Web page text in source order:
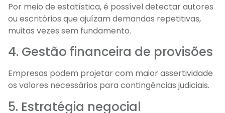
Por meio de estatística, é possível detectar autores
ou escritórios que ajuízam demandas repetitivas,
muitas vezes sem fundamento.
4. Gestão financeira de provisões
Empresas podem projetar com maior assertividade
os valores necessários para contingências judiciais.
5. Estratégia negocial